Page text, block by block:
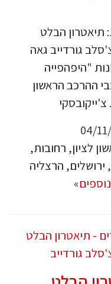
תיאטרון הבלט
גורדייב גאה
ב-2 מערכות ו-4 תמונות "היפהפייה
ההרכב הראשון
לציון, רחובות,
הרצליה
»